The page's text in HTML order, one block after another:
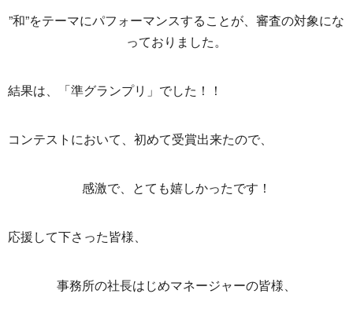
”和”をテーマにパフォーマンスすることが、審査の対象にな
っておりました。
結果は、「準グランプリ」でした！！
コンテストにおいて、初めて受賞出来たので、
感激で、とても嬉しかったです！
応援して下さった皆様、
事務所の社長はじめマネージャーの皆様、